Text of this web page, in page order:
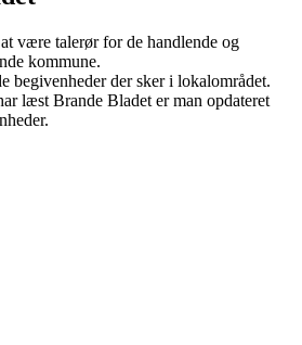
være talerør for de handlende og
kommune.
der sker i lokalområdet.
læst Brande Bladet er man opdateret